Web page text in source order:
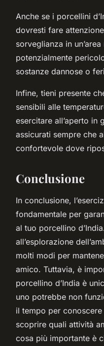
Anche se i porcellini
dovresti fare
sorveglianza in
potenzialmente
sostanze dannose o
Infine, tieni presente
sensibili alle
esercitare all’aperto
assicurati sempre che
confortevole dove
Conclusione
In conclusione,
fondamentale per
al tuo porcellino
all’esplorazione
molti modi per
amico. Tuttavia, è
porcellino d’India è
uno potrebbe non
il tempo per
scoprire quali attività
cosa più importante è